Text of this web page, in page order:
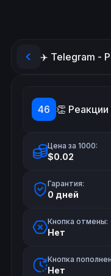
✈️ Telegram -
46 👏
Цена за 1000:
$0.02
Гарантия:
0 дней
Кнопка отмены:
Нет
Кнопка
Нет